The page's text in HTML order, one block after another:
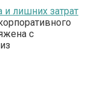
и лишних затрат
с